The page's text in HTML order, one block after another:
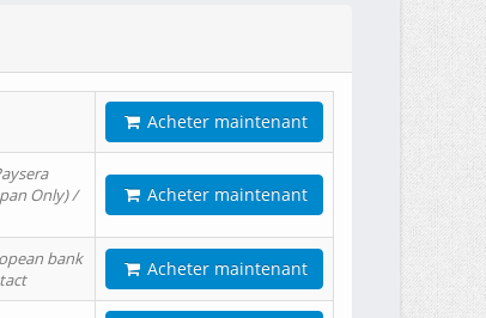
Acheter maintenant
Only) /
Acheter maintenant
bank
Acheter maintenant